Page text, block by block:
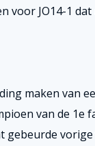
voor JO14-1
maken van
van de
gebeurde